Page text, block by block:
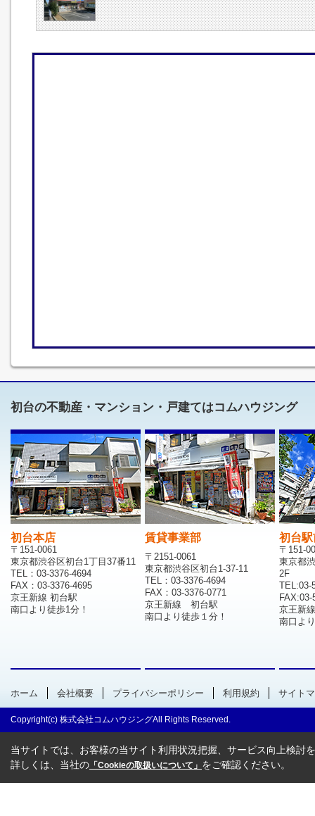
初台の不動産・マンション・戸建てはコムハウジング
初台本店
〒151-0061
東京都渋谷区初台1丁目37番11
TEL：03-3376-4694
FAX：03-3376-4695
京王新線 初台駅
南口より徒歩1分！
賃貸事業部
〒2151-0061
東京都渋谷区初台1-37-11
TEL：03-3376-4694
FAX：03-3376-0771
京王新線 初台駅
南口より徒歩１分！
初台
〒151-
東京都
2F
TEL:03-
FAX:03-
京王新
南口よ
ホーム 会社概要 プライバシーポリシー 利用規約 サイト
Copyright(c) 株式会社コムハウジングAll Rights Reserved.
当サイトでは、お客様の当サイト利用状況把握、サービス向上検討
詳しくは、当社の 「Cookieの取扱いについて」 をご確認ください。